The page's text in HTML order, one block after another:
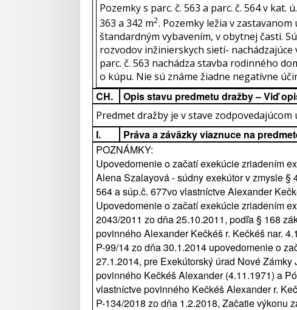
Pozemky s parc. č. 563 a parc. č. 564 v
363 a 342 m2. Pozemky ležia v
štandardným vybavením, v obytnej časti.
rozvodov inžinierskych sietí-
parc. č. 563 nachádza stavba rodinného
o kúpu. Nie sú známe žiadne negatívne
CH. Opis stavu predmetu dražby – Viď
Predmet dražby je v stave
I.
Práva a záväzky viaznuce na
POZNÁMKY:
Upovedomenie o začatí exekúcie zriadením
Alena Szalayová - súdny exekútor v zmysle
564 a súp.č. 677vo vlastníctve Alexander
Upovedomenie o začatí exekúcie zriadením
2043/2011 zo dňa 25.10.2011, podľa § 168
povinného Alexander Kečkéš r. Kečkéš nar.
P-99/14 zo dňa 30.1.2014 upovedomenie o
27.1.2014, pre Exekútorský úrad Nové
povinného Kečkéš Alexander (4.11.1971) a
vlastníctve povinného Kečkéš Alexander r.
P-134/2018 zo dňa 1.2.2018, Začatie výkonu